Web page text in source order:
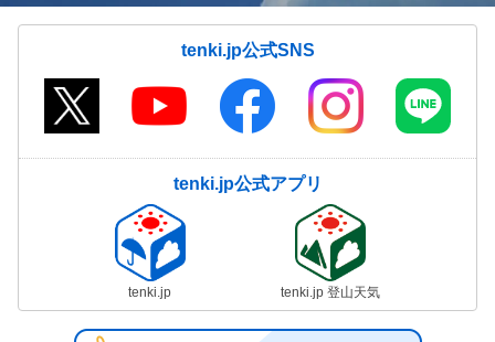
tenki.jp公式SNS
tenki.jp公式アプリ
tenki.jp tenki.jp 登山天気